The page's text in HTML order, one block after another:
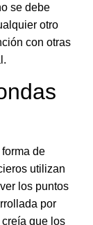
se debe
otro
con otras
de
utilizan
los puntos
por
que los